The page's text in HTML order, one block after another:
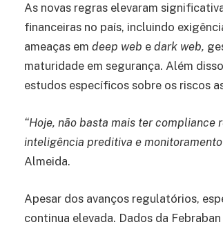
As novas regras elevaram
financeiras no país, incluindo
ameaças em deep web e dark web,
maturidade em segurança. Além
estudos específicos sobre os riscos
“Hoje, não basta mais ter
inteligência preditiva e
Almeida.
Apesar dos avanços regulatórios,
continua elevada. Dados da